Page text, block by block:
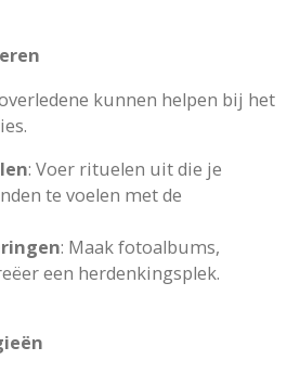
kunnen helpen bij het
: Voer rituelen uit die je
te voelen met de
: Maak fotoalbums,
een herdenkingsplek.